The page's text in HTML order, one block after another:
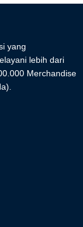
yang
lebih dari
Merchandise